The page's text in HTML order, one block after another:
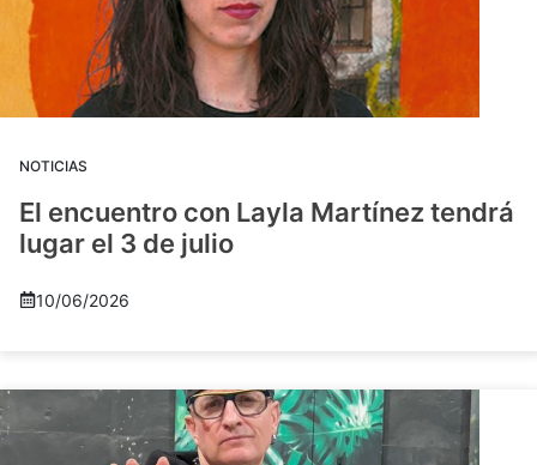
NOTICIAS
El encuentro con Layla Martínez tendrá
lugar el 3 de julio
10/06/2026